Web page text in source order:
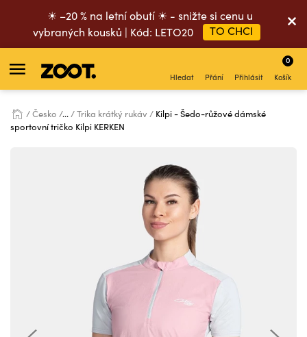
☀ –20 % na letní obutí ☀ - snižte si cenu u
vybraných kousků | Kód: LETO20
TO CHCI
Hledat Přání Přihlásit Košík
0
Česko ... Trika krátký rukáv
Kilpi - Šedo-růžové dámské
sportovní tričko Kilpi KERKEN